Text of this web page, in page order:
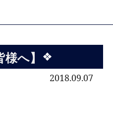
様へ】
2018.09.07